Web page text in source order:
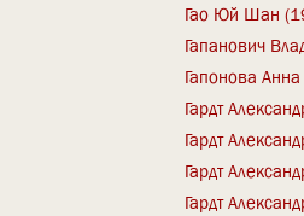
Гао Юй Шан
Гапанович
Гапонова
Гардт
Гардт
Гардт
Гардт